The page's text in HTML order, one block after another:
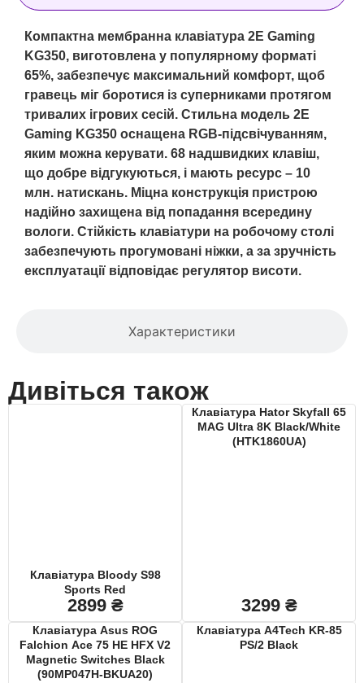
Характеристики
Компактна мембранна клавіатура 2E Gaming
KG350, виготовлена у популярному форматі
65%, забезпечує максимальний комфорт, щоб
гравець міг боротися із суперниками протягом
тривалих ігрових сесій. Стильна модель 2E
Gaming KG350 оснащена RGB-підсвічуванням,
яким можна керувати. 68 надшвидких клавіш,
що добре відгукуються, і мають ресурс – 10
млн. натискань. Міцна конструкція пристрою
надійно захищена від попадання всередину
вологи. Стійкість клавіатури на робочому столі
забезпечують прогумовані ніжки, а за зручність
експлуатації відповідає регулятор висоти.
Дивіться також
Клавіатура Bloody S98
Sports Red
2899 ₴
Клавіатура Hator Skyfall 65
MAG Ultra 8K Black/White
(HTK1860UA)
3299 ₴
Клавiатура Asus ROG
Falchion Ace 75 HE HFX V2
Magnetic Switches Black
(90MP047H-BKUA20)
Клавіатура A4Tech KR-85
PS/2 Black